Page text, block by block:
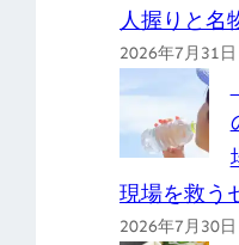
人握りと名
2026年7月31日
現場を救う
2026年7月30日